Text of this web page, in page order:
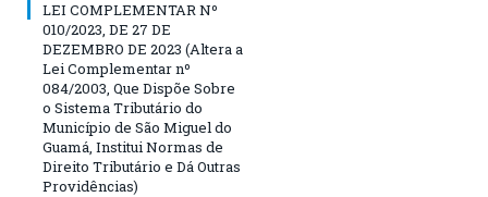
LEI COMPLEMENTAR Nº
010/2023, DE 27 DE
DEZEMBRO DE 2023 (Altera a
Lei Complementar nº
084/2003, Que Dispõe Sobre
o Sistema Tributário do
Município de São Miguel do
Guamá, Institui Normas de
Direito Tributário e Dá Outras
Providências)